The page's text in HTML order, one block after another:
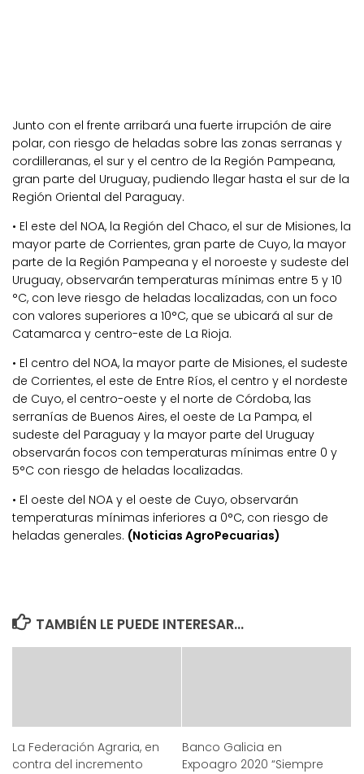
Junto con el frente arribará una fuerte irrupción de aire
polar, con riesgo de heladas sobre las zonas serranas y
cordilleranas, el sur y el centro de la Región Pampeana,
gran parte del Uruguay, pudiendo llegar hasta el sur de la
Región Oriental del Paraguay.
• El este del NOA, la Región del Chaco, el sur de Misiones, la
mayor parte de Corrientes, gran parte de Cuyo, la mayor
parte de la Región Pampeana y el noroeste y sudeste del
Uruguay, observarán temperaturas mínimas entre 5 y 10
°C, con leve riesgo de heladas localizadas, con un foco
con valores superiores a 10°C, que se ubicará al sur de
Catamarca y centro-este de La Rioja.
• El centro del NOA, la mayor parte de Misiones, el sudeste
de Corrientes, el este de Entre Ríos, el centro y el nordeste
de Cuyo, el centro-oeste y el norte de Córdoba, las
serranías de Buenos Aires, el oeste de La Pampa, el
sudeste del Paraguay y la mayor parte del Uruguay
observarán focos con temperaturas mínimas entre 0 y
5°C con riesgo de heladas localizadas.
• El oeste del NOA y el oeste de Cuyo, observarán
temperaturas mínimas inferiores a 0°C, con riesgo de
heladas generales. (Noticias AgroPecuarias)
TAMBIÉN LE PUEDE INTERESAR...
La Federación Agraria, en
contra del incremento
Banco Galicia en
Expoagro 2020 “Siempre